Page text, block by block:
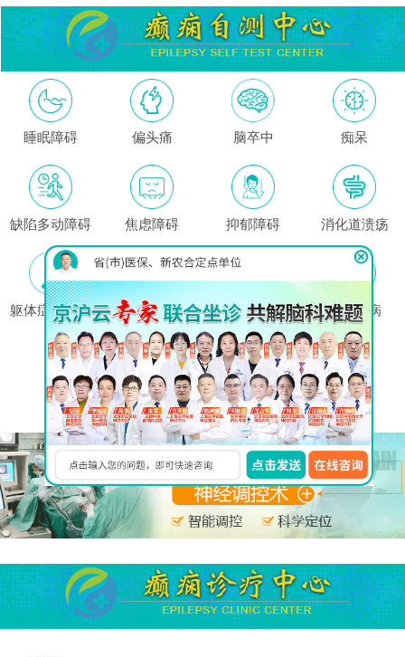
睡眠障碍 偏头痛 脑卒中 痴呆
缺陷多动障碍 焦虑障碍 抑郁障碍 消化道溃疡
躯体症状障碍 高血压 哮喘 心脏疾病
这里没有我的问题?
在线免费咨询